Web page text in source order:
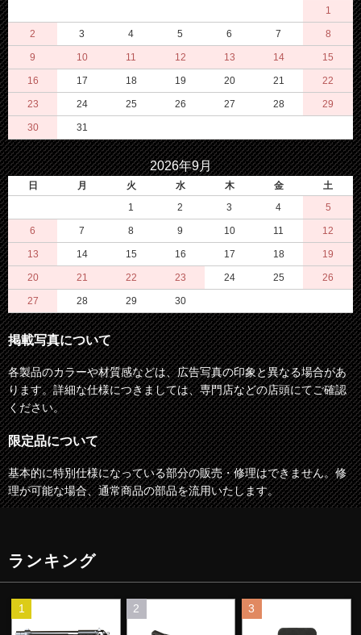
1
2 3 4 5 6 7 8
9 10 11 12 13 14 15
16 17 18 19 20 21 22
23 24 25 26 27 28 29
30 31
2026年9月
日 月 火 水 木 金
土
1
2 3 4 5
6 7 8 9 10 11 12
13 14 15 16 17 18 19
20 21 22 23 24 25 26
27 28 29 30
掲載写真について
各製品のカラーや材質感などは、広告写真の印象と異なる場合があ
ります。詳細な仕様につきましては、専門店などの店頭にてご確認
ください。
限定品について
基本的に特別仕様になっている部分の販売・修理はできません。修
理が可能な場合、通常商品の部品を流用いたします。
ランキング
1 2 3